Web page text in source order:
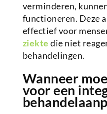
verminderen,
functioneren. Deze
effectief voor
ziekte die niet
behandelingen.
Wanneer
voor een